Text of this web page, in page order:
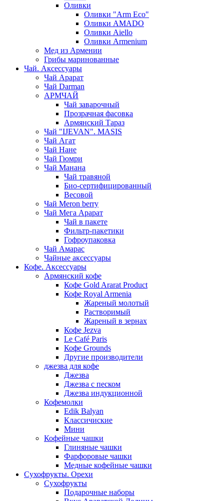
Оливки
Оливки "Arm Eco"
Оливки AMADO
Оливки Aiello
Оливки Armenium
Мед из Армении
Грибы маринованные
Чай. Аксессуары
Чай Арарат
Чай Darman
АРМЧАЙ
Чай заварочный
Прозрачная фасовка
Армянский Тараз
Чай "IJEVAN". MASIS
Чай Агат
Чай Нане
Чай Гюмри
Чай Манана
Чай травяной
Био-сертифицированный
Весовой
Чай Meron berry
Чай Мега Арарат
Чай в пакете
Фильтр-пакетики
Гофроупаковка
Чай Амарас
Чайные аксессуары
Кофе. Аксессуары
Армянский кофе
Кофе Gold Ararat Product
Кофе Royal Armenia
Жареный молотый
Растворимый
Жареный в зернах
Кофе Jezva
Le Café Paris
Кофе Grounds
Другие производители
джезва для кофе
Джезва
Джезва с песком
Джезва индукционной
Кофемолки
Edik Balyan
Классичиские
Мини
Кофейные чашки
Глиняные чашки
Фарфоровые чашки
Медные кофейные чашки
Сухофрукты. Орехи
Сухофрукты
Подарочные наборы